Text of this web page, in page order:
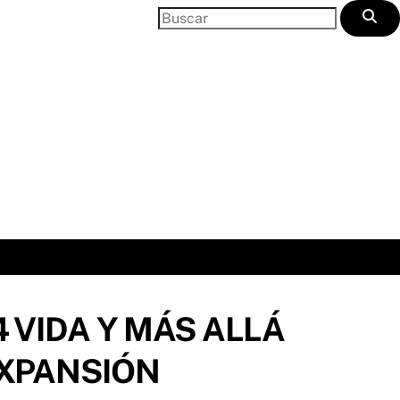
VIDA Y MÁS ALLÁ